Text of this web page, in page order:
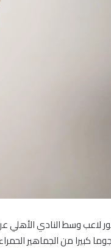
لاعب وسط النادي
كبيرا من الجماهير